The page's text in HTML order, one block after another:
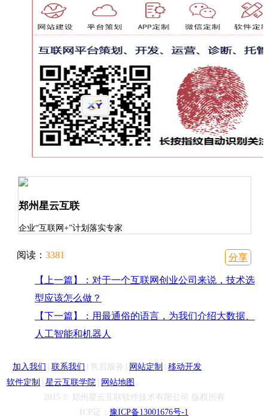
郑州星云互联
企业“互联网+”计划落实专家
阅读： 3381 分享
【上一篇】：对于一个互联网创业公司来说，技术选
型应该怎么做？
【下一篇】：用最通俗的语言，为我们介绍大数据、
人工智能和机器人
加入我们 | 联系我们 | 售后服务 | 网站定制 | 移动开发
软件定制 | 星云互联学院 | 网站地图
2015 © 郑州星云互联软件技术有限公司 版权所有
ICP证： 豫ICP备13001676号-1